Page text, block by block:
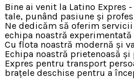
Bine ai venit la Latino
tale, punând pasiune și
Ne dedicăm să oferim
echipa noastră
Cu flota noastră modernă și
Echipa noastră prietenoasă
Expres pentru transport
brațele deschise pentru a